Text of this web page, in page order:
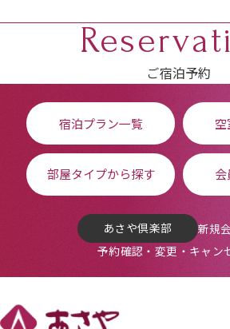
ご宿泊予約
宿泊プラン一覧
部屋タイプから探す
あさや倶楽部
新規
予約確認・変更・キャン